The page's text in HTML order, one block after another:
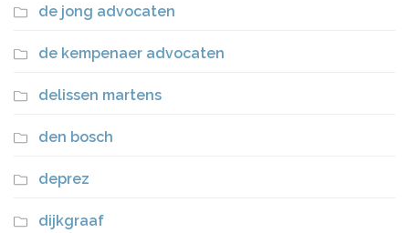
de jong advocaten
de kempenaer advocaten
delissen martens
den bosch
deprez
dijkgraaf